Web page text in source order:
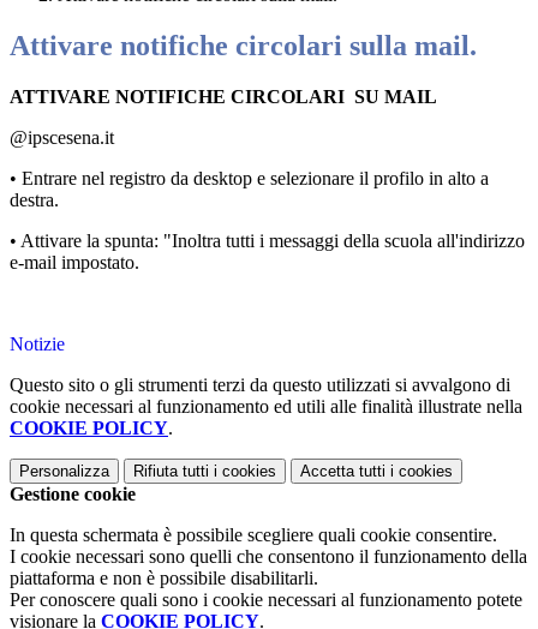
Attivare notifiche circolari sulla mail.
ATTIVARE NOTIFICHE CIRCOLARI SU MAIL
@ipscesena.it
• Entrare nel registro da desktop e selezionare il profilo in alto a
destra.
• Attivare la spunta: "Inoltra tutti i messaggi della scuola all'indirizzo
e-mail impostato.
Notizie
Questo sito o gli strumenti terzi da questo utilizzati si avvalgono di
cookie necessari al funzionamento ed utili alle finalità illustrate nella
COOKIE POLICY.
Personalizza Rifiuta tutti i cookies Accetta tutti i cookies
Gestione cookie
In questa schermata è possibile scegliere quali cookie consentire.
I cookie necessari sono quelli che consentono il funzionamento della
piattaforma e non è possibile disabilitarli.
Per conoscere quali sono i cookie necessari al funzionamento potete
visionare la COOKIE POLICY.